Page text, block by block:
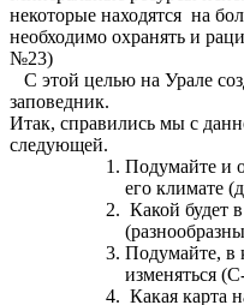
некоторые находятся на
необходимо охранять и
№23)
С этой целью на Урале
заповедник.
Итак, справились мы с
следующей.
Подумайте и
его климате
Какой будет
Подумайте, в
изменяться
Какая карта